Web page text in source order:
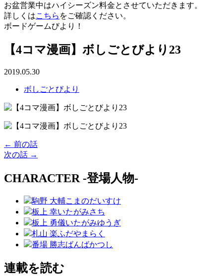
お盆営業中はハイシーズン料金とさせていただきます。
詳しくはこちら をご確認ください。
ボードゲームびより！
【4コマ漫画】ボしごとびより23
2019.05.30
ボしごとびより
← 前の話
次の話 →
CHARACTER -登場人物-
駒野 大輔こまのだいすけ
板上 幸いたがみさち
板上 勇儀いたがみゆうぎ
札山 楽ふだやまらく
番場 勝志ばんばかつし
連載を読む